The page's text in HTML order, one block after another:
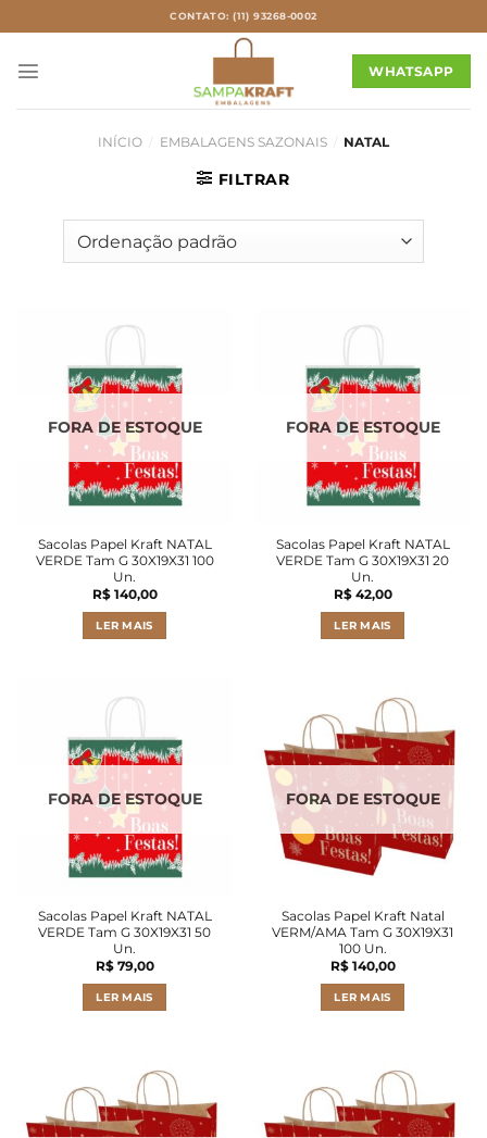
to
content
CONTATO: (11) 93268-0002
WHATSAPP
INÍCIO EMBALAGENS SAZONAIS NATAL
FILTRAR
FORA DE ESTOQUE
Sacolas Papel Kraft NATAL
VERDE Tam G 30X19X31 100
Un.
R$140,00
LER MAIS
FORA DE ESTOQUE
Sacolas Papel Kraft NATAL
VERDE Tam G 30X19X31 20
Un.
R$42,00
LER MAIS
FORA DE ESTOQUE
Sacolas Papel Kraft NATAL
VERDE Tam G 30X19X31 50
Un.
R$79,00
LER MAIS
FORA DE ESTOQUE
Sacolas Papel Kraft Natal
VERM/AMA Tam G 30X19X31
100 Un.
R$140,00
LER MAIS